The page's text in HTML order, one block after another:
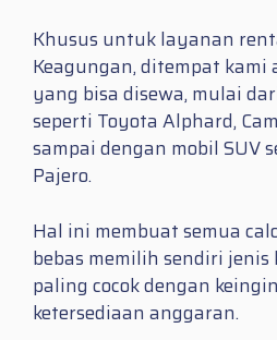
Khusus untuk layanan
Keagungan, ditempat kami
yang bisa disewa, mulai
seperti Toyota Alphard,
sampai dengan mobil SUV
Pajero.
Hal ini membuat semua
bebas memilih sendiri
paling cocok dengan
ketersediaan anggaran.